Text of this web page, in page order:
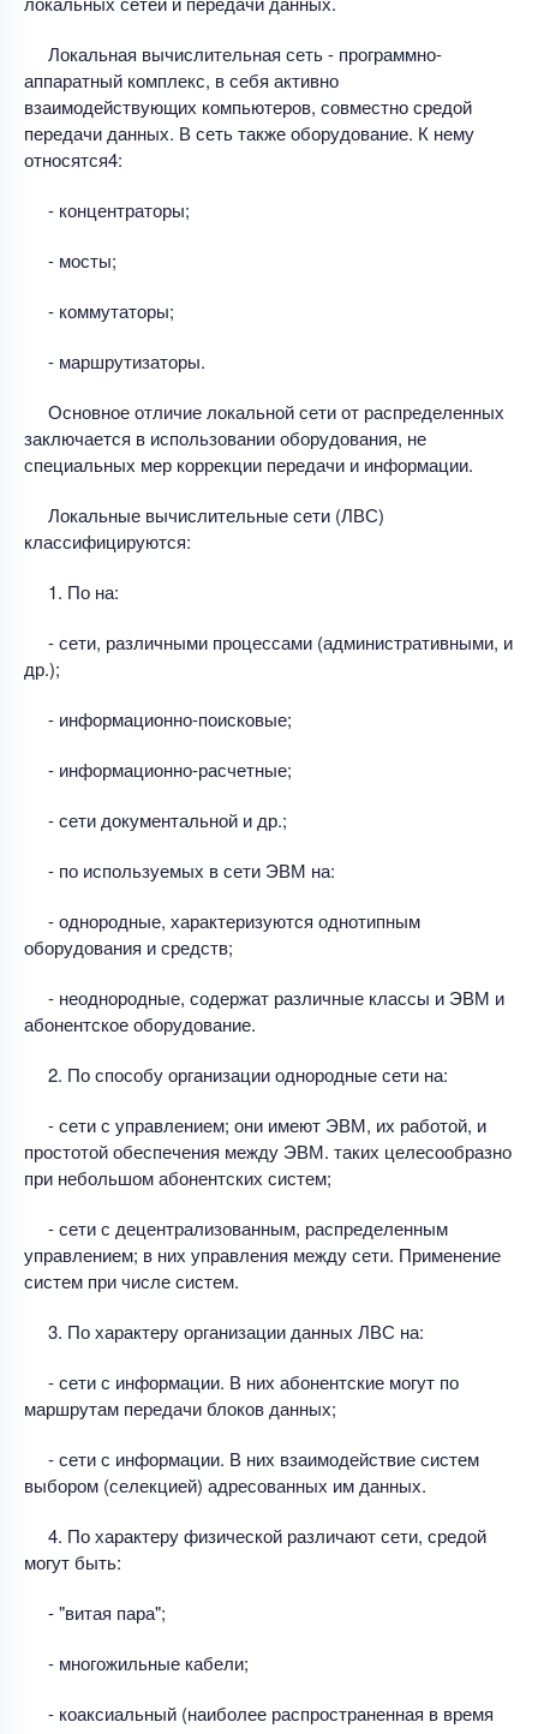
Локальная вычислительная сеть - программно-
аппаратный комплекс, в себя активно
взаимодействующих компьютеров, совместно средой
передачи данных. В сеть также оборудование. К нему
относятся4:
- концентраторы;
- мосты;
- коммутаторы;
- маршрутизаторы.
Основное отличие локальной сети от распределенных
заключается в использовании оборудования, не
специальных мер коррекции передачи и информации.
Локальные вычислительные сети (ЛВС)
классифицируются:
1. По на:
- сети, различными процессами (административными, и
др.);
- информационно-поисковые;
- информационно-расчетные;
- сети документальной и др.;
- по используемых в сети ЭВМ на:
- однородные, характеризуются однотипным
оборудования и средств;
- неоднородные, содержат различные классы и ЭВМ и
абонентское оборудование.
2. По способу организации однородные сети на:
- сети с управлением; они имеют ЭВМ, их работой, и
простотой обеспечения между ЭВМ. таких целесообразно
при небольшом абонентских систем;
- сети с децентрализованным, распределенным
управлением; в них управления между сети. Применение
систем при числе систем.
3. По характеру организации данных ЛВС на:
- сети с информации. В них абонентские могут по
маршрутам передачи блоков данных;
- сети с информации. В них взаимодействие систем
выбором (селекцией) адресованных им данных.
4. По характеру физической различают сети, средой
могут быть:
- "витая пара";
- многожильные кабели;
- коаксиальный (наиболее распространенная в время